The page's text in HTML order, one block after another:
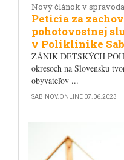
Nový článok v
Petícia za
pohotovostnej
v Poliklinike
ZÁNIK DETSKÝCH
okresoch na Slovensku
obyvateľov ...
SABINOV.ONLINE 07.06.2023